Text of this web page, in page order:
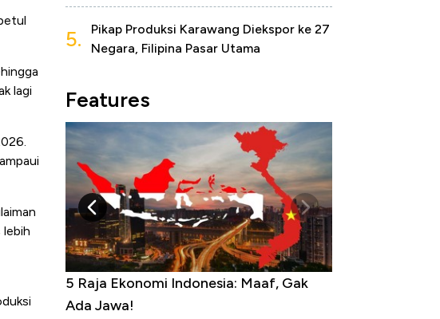
lagi
lebih
5.
Pikap Produksi Karawang Diekspor ke 27
Negara, Filipina Pasar Utama
Features
5 Raja Ekonomi Indonesia: Maaf, Gak
Ada Jawa!